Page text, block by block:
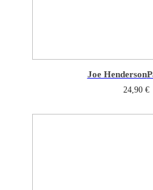
Joe Henderson
24,90 €